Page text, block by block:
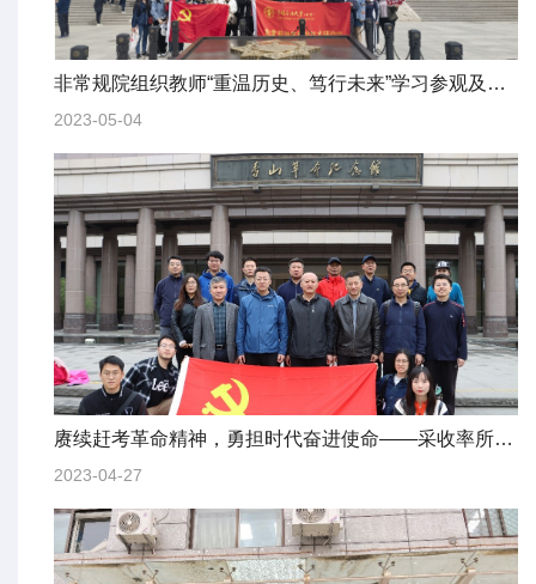
非常规院组织教师“重温历史、笃行未来”学习参观及春游活动
2023-05-04
赓续赶考革命精神，勇担时代奋进使命——采收率所师生联合4党支部赴香山爱国主义教育基地开展共建活动
2023-04-27